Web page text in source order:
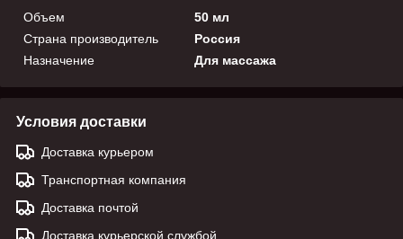
Объем
50 мл
Страна производитель
Россия
Назначение
Для массажа
Условия доставки
Доставка курьером
Транспортная компания
Доставка почтой
Доставка курьерской службой